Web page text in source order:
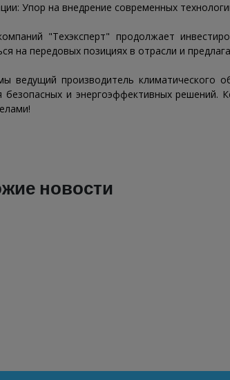
Упор на внедрение современных
"Техэксперт" продолжает
на передовых позициях в отрасли и
ведущий производитель климатического
безопасных и энергоэффективных решений.
новости